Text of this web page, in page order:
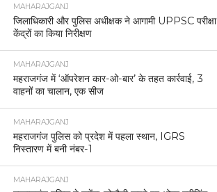
MAHARAJGANJ
जिलाधिकारी और पुलिस अधीक्षक ने आगामी UPPSC परीक्षा
केंद्रों का किया निरीक्षण
MAHARAJGANJ
महराजगंज में ‘ऑपरेशन कार-ओ-बार’ के तहत कार्रवाई, 3
वाहनों का चालान, एक सीज
MAHARAJGANJ
महराजगंज पुलिस को प्रदेश में पहला स्थान, IGRS
निस्तारण में बनी नंबर-1
MAHARAJGANJ